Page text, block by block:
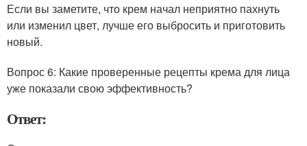
Если вы заметите, что крем начал неприятно пахнуть
или изменил цвет, лучше его выбросить и приготовить
новый.
Вопрос 6: Какие проверенные рецепты крема для лица
уже показали свою эффективность?
Ответ: